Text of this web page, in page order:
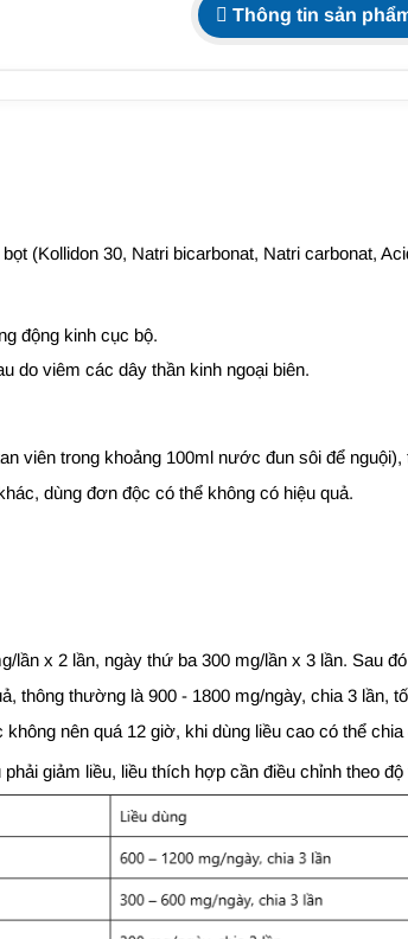
Thông tin sản
(Kollidon 30, Natri bicarbonat, Natri carbonat,
động kinh cục bộ.
do viêm các dây thần kinh ngoại biên.
viên trong khoảng 100ml nước đun sôi để
dùng đơn độc có thể không có hiệu quả.
lần x 2 lần, ngày thứ ba 300 mg/lần x 3 lần. Sau
thông thường là 900 - 1800 mg/ngày, chia 3 lần,
nên quá 12 giờ, khi dùng liều cao có thể chia
giảm liều, liều thích hợp cần điều chỉnh theo